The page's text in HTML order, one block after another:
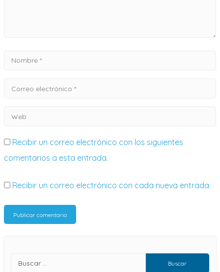
Recibir un correo electrónico con los siguientes
comentarios a esta entrada.
Recibir un correo electrónico con cada nueva entrada.